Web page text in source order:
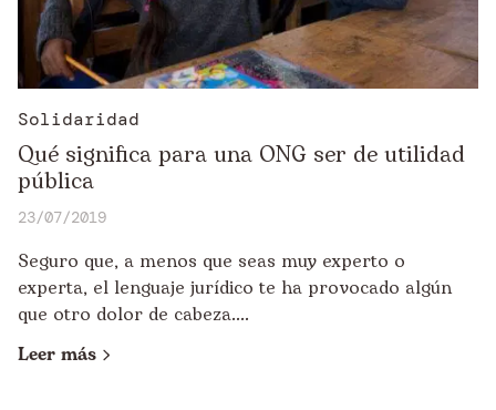
Solidaridad
Qué significa para una ONG ser de utilidad
pública
23/07/2019
Seguro que, a menos que seas muy experto o
experta, el lenguaje jurídico te ha provocado algún
que otro dolor de cabeza....
Leer más